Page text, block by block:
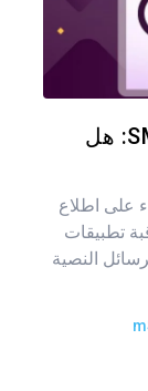
مراجعة تطبيق SMS Peeper 2026: هل
على اطلاع
تطبيقات
النصية